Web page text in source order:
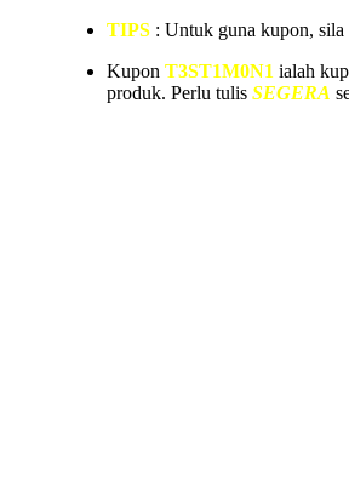
TIPS : Untuk guna kupon,
Kupon T3ST1M0N1 ialah
produk. Perlu tulis SEGERA